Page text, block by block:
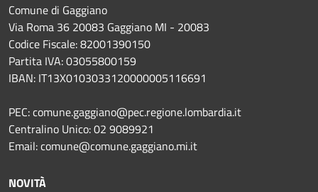
Comune di Gaggiano
Via Roma 36 20083 Gaggiano MI - 20083
Codice Fiscale: 82001390150
Partita IVA: 03055800159
IBAN: IT13X0103033120000005116691
PEC: comune.gaggiano@pec.regione.lombardia.it
Centralino Unico: 02 9089921
Email: comune@comune.gaggiano.mi.it
NOVITÀ